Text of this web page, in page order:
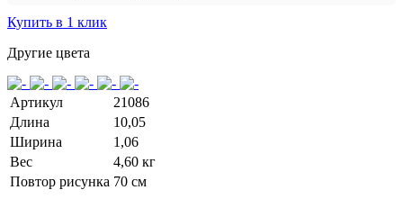
Купить в 1 клик
Другие цвета
Артикул
21086
Длина
10,05
Ширина
1,06
Вес
4,60 кг
Повтор рисунка 70 см